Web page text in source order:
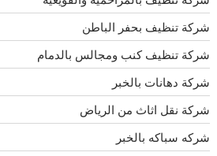
شركة تنظيف بحفر الباطن
شركة تنظيف كنب ومجالس بالدمام
شركة دهانات بالخبر
شركة نقل اثاث من الرياض
شركه سباكه بالخبر